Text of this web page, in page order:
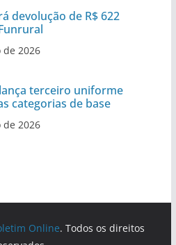
devolução de R$ 622
de 2026
terceiro uniforme
categorias de base
de 2026
Online. Todos os direitos